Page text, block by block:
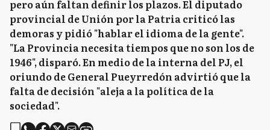
pero aún faltan definir los plazos. El diputado
provincial de Unión por la Patria criticó las
demoras y pidió "hablar el idioma de la gente".
"La Provincia necesita tiempos que no son los de
1946", disparó. En medio de la interna del PJ, el
oriundo de General Pueyrredón advirtió que la
falta de decisión "aleja a la política de la
sociedad".